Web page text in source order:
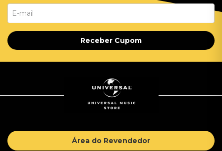
Receber Cupom
Área do Revendedor